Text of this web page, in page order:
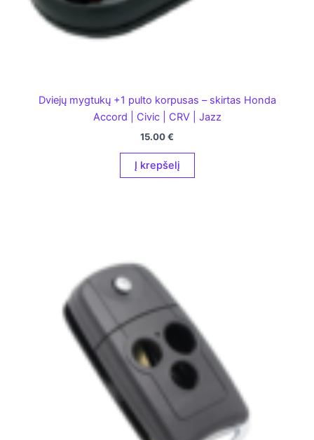
Dviejų mygtukų +1 pulto korpusas – skirtas Honda
Accord | Civic | CRV | Jazz
15.00€
Į krepšelį